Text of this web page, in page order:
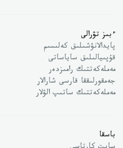
ءبىز تۋرالى
پايدالانۋشىلىق كەلىسىم
قۇپىيالىلىق ساياساتى
مەملەكەتتىك رامىزدەر
جەمقورلىققا قارسى شارالار
مەملەكەتتىك ساتىپ الۋلار
باسقا